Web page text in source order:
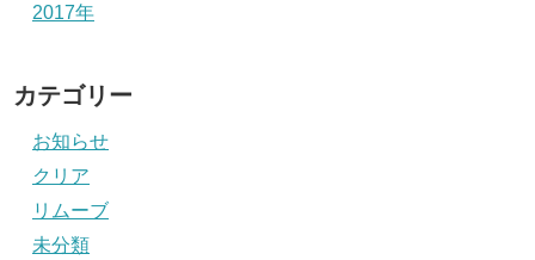
2017年
カテゴリー
お知らせ
クリア
リムーブ
未分類